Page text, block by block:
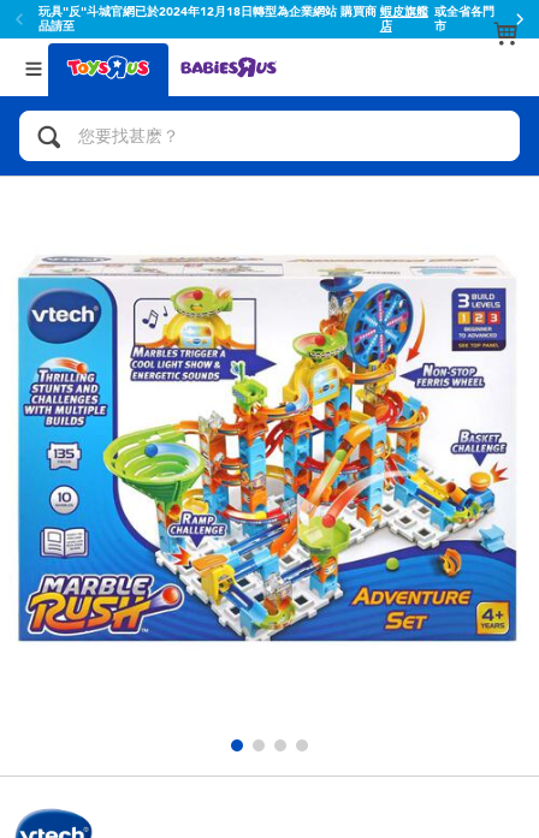
玩具"反"斗城官網已於2024年12月18日轉型為企業網站 購買商
品請至
蝦皮旗艦
店
或全省各門
市
返回
分類目錄
人氣英雄,角色扮演,射擊玩具
拼砌組合及樂高LEGO
玩具車,貨車,火車及遙控系列
手工藝,文具,蠟筆,泥膠,畫板
娃娃, 芭比,收藏公仔
電子玩具
遊戲及拼圖系列
派對用品
返回
品牌
Toy Story玩具總動員
52TOYS
Fuggler
Miniso名創優品
playpop
LEGO樂高
Barbie芭比
NERF熱火